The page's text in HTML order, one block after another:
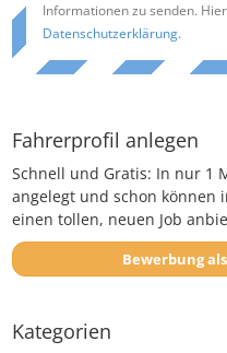
Informationen zu senden.
Datenschutzerklärung.
Fahrerprofil anlegen
Schnell und Gratis: In nur 1
angelegt und schon können
einen tollen, neuen Job
Kategorien